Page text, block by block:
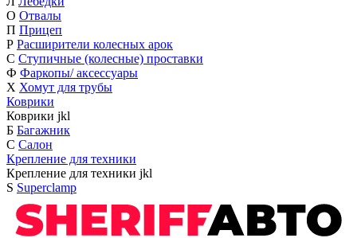
О Отвалы
П Прицеп
Р Расширители колесных арок
С Ступичные (колесные) проставки
Ф Фаркопы/ аксессуары
Х Хомут для трубы
Коврики
Коврики jkl
Б Багажник
С Салон
Крепление для техники
Крепление для техники jkl
S Superclamp